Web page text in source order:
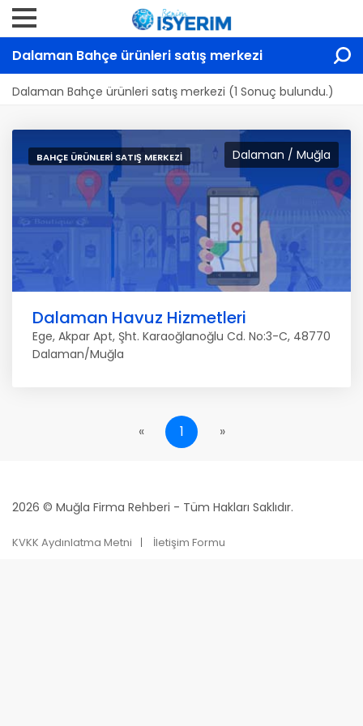
Dalaman Bahçe ürünleri satış merkezi
Dalaman Bahçe ürünleri satış merkezi (1 Sonuç bulundu.)
Dalaman / Muğla
BAHÇE ÜRÜNLERI SATIŞ MERKEZI
Dalaman Havuz Hizmetleri
Ege, Akpar Apt, Şht. Karaoğlanoğlu Cd. No:3-C, 48770
Dalaman/Muğla
« 1 »
2026 © Muğla Firma Rehberi - Tüm Hakları Saklıdır.
KVKK Aydınlatma Metni İletişim Formu